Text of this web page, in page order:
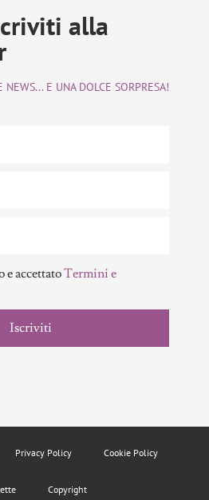
alla
NEWS... E UNA DOLCE SORPRESA!
e accettatoTermini e
Iscriviti
Privacy Policy Cookie Policy
Copyright